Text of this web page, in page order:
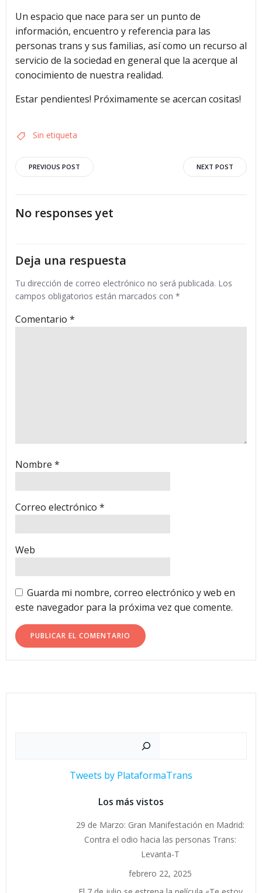
Un espacio que nace para ser un punto de
información, encuentro y referencia para las
personas trans y sus familias, así como un recurso al
servicio de la sociedad en general que la acerque al
conocimiento de nuestra realidad.
Estar pendientes! Próximamente se acercan cositas!
Sin etiqueta
Navegación
por
las
entradas
PREVIOUS POST
Navegación
por
NEXT POST
No responses yet
Deja una respuesta
Tu dirección de correo electrónico no será publicada. Los
campos obligatorios están marcados con *
Comentario *
Nombre *
Correo electrónico *
Web
Guarda mi nombre, correo electrónico y web en
este navegador para la próxima vez que comente.
Tweets by PlataformaTrans
Los más vistos
29 de Marzo: Gran Manifestación en Madrid:
Contra el odio hacia las personas Trans:
Levanta-T
febrero 22, 2025